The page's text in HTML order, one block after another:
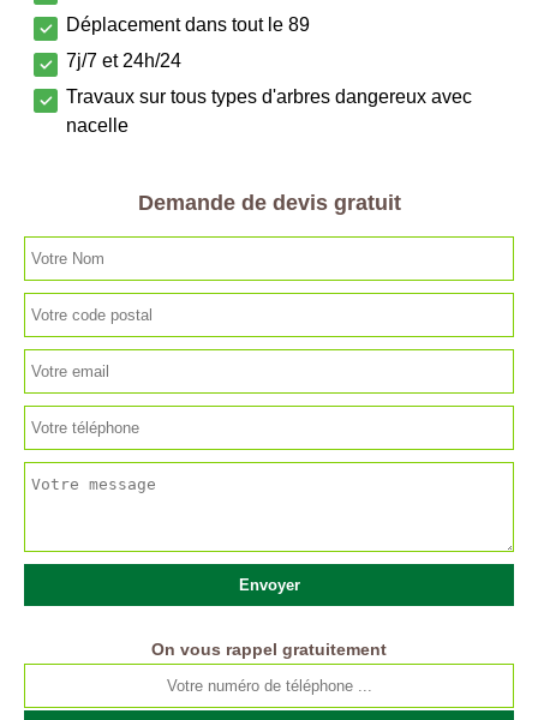
Déplacement dans tout le 89
7j/7 et 24h/24
Travaux sur tous types d'arbres dangereux avec
nacelle
Demande de devis gratuit
On vous rappel gratuitement